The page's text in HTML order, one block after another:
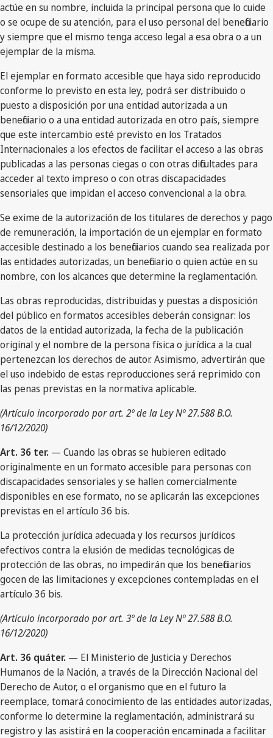
actúe en su nombre, incluida la principal persona que lo cuide
o se ocupe de su atención, para el uso personal del beneficiario
y siempre que el mismo tenga acceso legal a esa obra o a un
ejemplar de la misma.
El ejemplar en formato accesible que haya sido reproducido
conforme lo previsto en esta ley, podrá ser distribuido o
puesto a disposición por una entidad autorizada a un
beneficiario o a una entidad autorizada en otro país, siempre
que este intercambio esté previsto en los Tratados
Internacionales a los efectos de facilitar el acceso a las obras
publicadas a las personas ciegas o con otras dificultades para
acceder al texto impreso o con otras discapacidades
sensoriales que impidan el acceso convencional a la obra.
Se exime de la autorización de los titulares de derechos y pago
de remuneración, la importación de un ejemplar en formato
accesible destinado a los beneficiarios cuando sea realizada por
las entidades autorizadas, un beneficiario o quien actúe en su
nombre, con los alcances que determine la reglamentación.
Las obras reproducidas, distribuidas y puestas a disposición
del público en formatos accesibles deberán consignar: los
datos de la entidad autorizada, la fecha de la publicación
original y el nombre de la persona física o jurídica a la cual
pertenezcan los derechos de autor. Asimismo, advertirán que
el uso indebido de estas reproducciones será reprimido con
las penas previstas en la normativa aplicable.
(Artículo incorporado por art. 2º de la Ley Nº 27.588 B.O.
16/12/2020)
Art. 36 ter. — Cuando las obras se hubieren editado
originalmente en un formato accesible para personas con
discapacidades sensoriales y se hallen comercialmente
disponibles en ese formato, no se aplicarán las excepciones
previstas en el artículo 36 bis.
La protección jurídica adecuada y los recursos jurídicos
efectivos contra la elusión de medidas tecnológicas de
protección de las obras, no impedirán que los beneficiarios
gocen de las limitaciones y excepciones contempladas en el
artículo 36 bis.
(Artículo incorporado por art. 3º de la Ley Nº 27.588 B.O.
16/12/2020)
Art. 36 quáter. — El Ministerio de Justicia y Derechos
Humanos de la Nación, a través de la Dirección Nacional del
Derecho de Autor, o el organismo que en el futuro la
reemplace, tomará conocimiento de las entidades autorizadas,
conforme lo determine la reglamentación, administrará su
registro y las asistirá en la cooperación encaminada a facilitar